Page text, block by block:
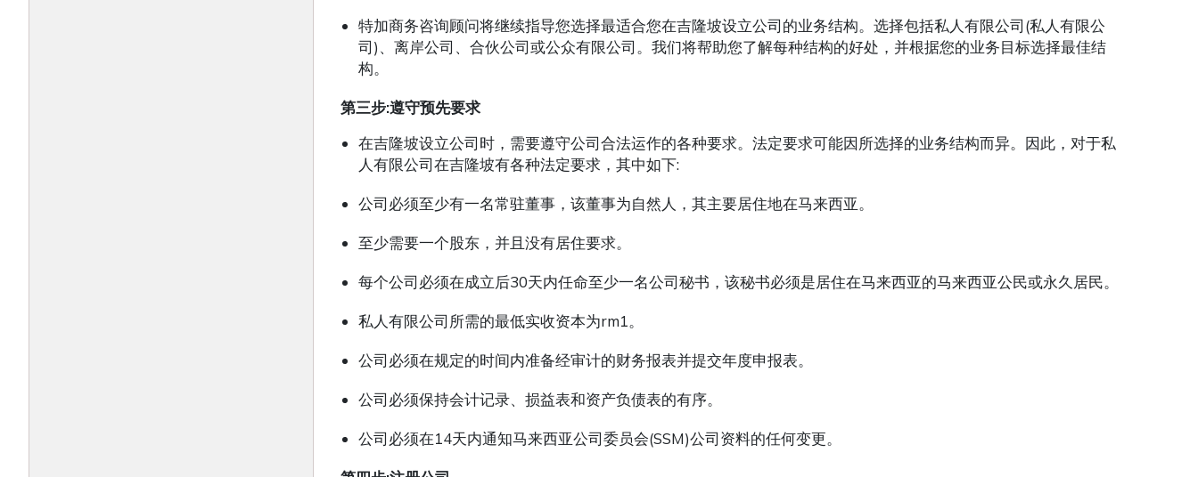
特加商务咨询顾问将继续指导您选择最适合您在吉隆坡设立公司的业务结构。选择包括私人有限公司(私人有限公
司)、离岸公司、合伙公司或公众有限公司。我们将帮助您了解每种结构的好处，并根据您的业务目标选择最佳结
构。
第三步:遵守预先要求
在吉隆坡设立公司时，需要遵守公司合法运作的各种要求。法定要求可能因所选择的业务结构而异。因此，对于私
人有限公司在吉隆坡有各种法定要求，其中如下:
公司必须至少有一名常驻董事，该董事为自然人，其主要居住地在马来西亚。
至少需要一个股东，并且没有居住要求。
每个公司必须在成立后30天内任命至少一名公司秘书，该秘书必须是居住在马来西亚的马来西亚公民或永久居民。
私人有限公司所需的最低实收资本为rm1。
公司必须在规定的时间内准备经审计的财务报表并提交年度申报表。
公司必须保持会计记录、损益表和资产负债表的有序。
公司必须在14天内通知马来西亚公司委员会(SSM)公司资料的任何变更。